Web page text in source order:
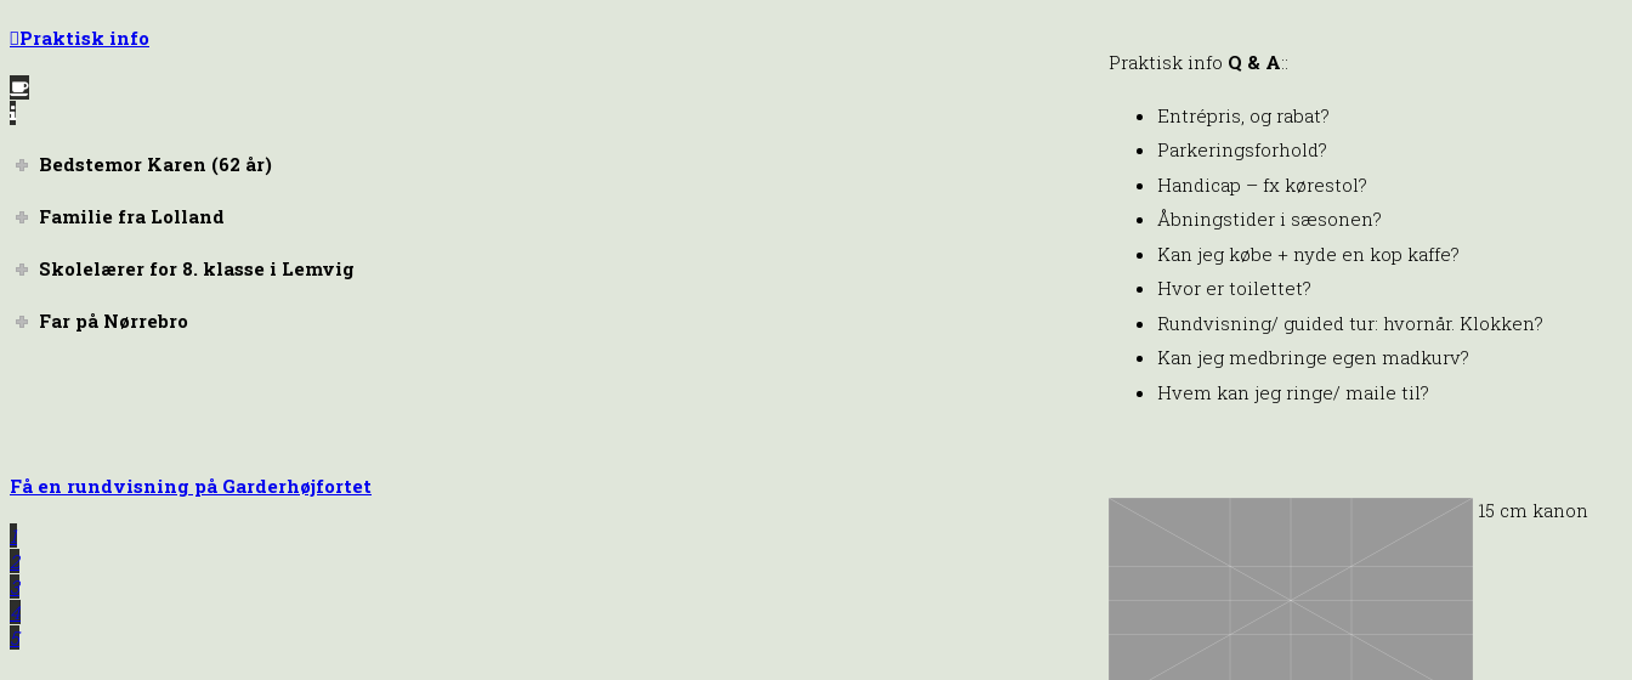
Praktisk info
Bedstemor Karen (62 år)
Familie fra Lolland
Skolelærer for 8. klasse i Lemvig
Far på Nørrebro
Praktisk info Q & A::
Entrépris, og rabat?
Parkeringsforhold?
Handicap – fx kørestol?
Åbningstider i sæsonen?
Kan jeg købe + nyde en kop kaffe?
Hvor er toilettet?
Rundvisning/ guided tur: hvornår. Klokken?
Kan jeg medbringe egen madkurv?
Hvem kan jeg ringe/ maile til?
Få en rundvisning på Garderhøjfortet
1
2
3
4
5
15 cm kanon